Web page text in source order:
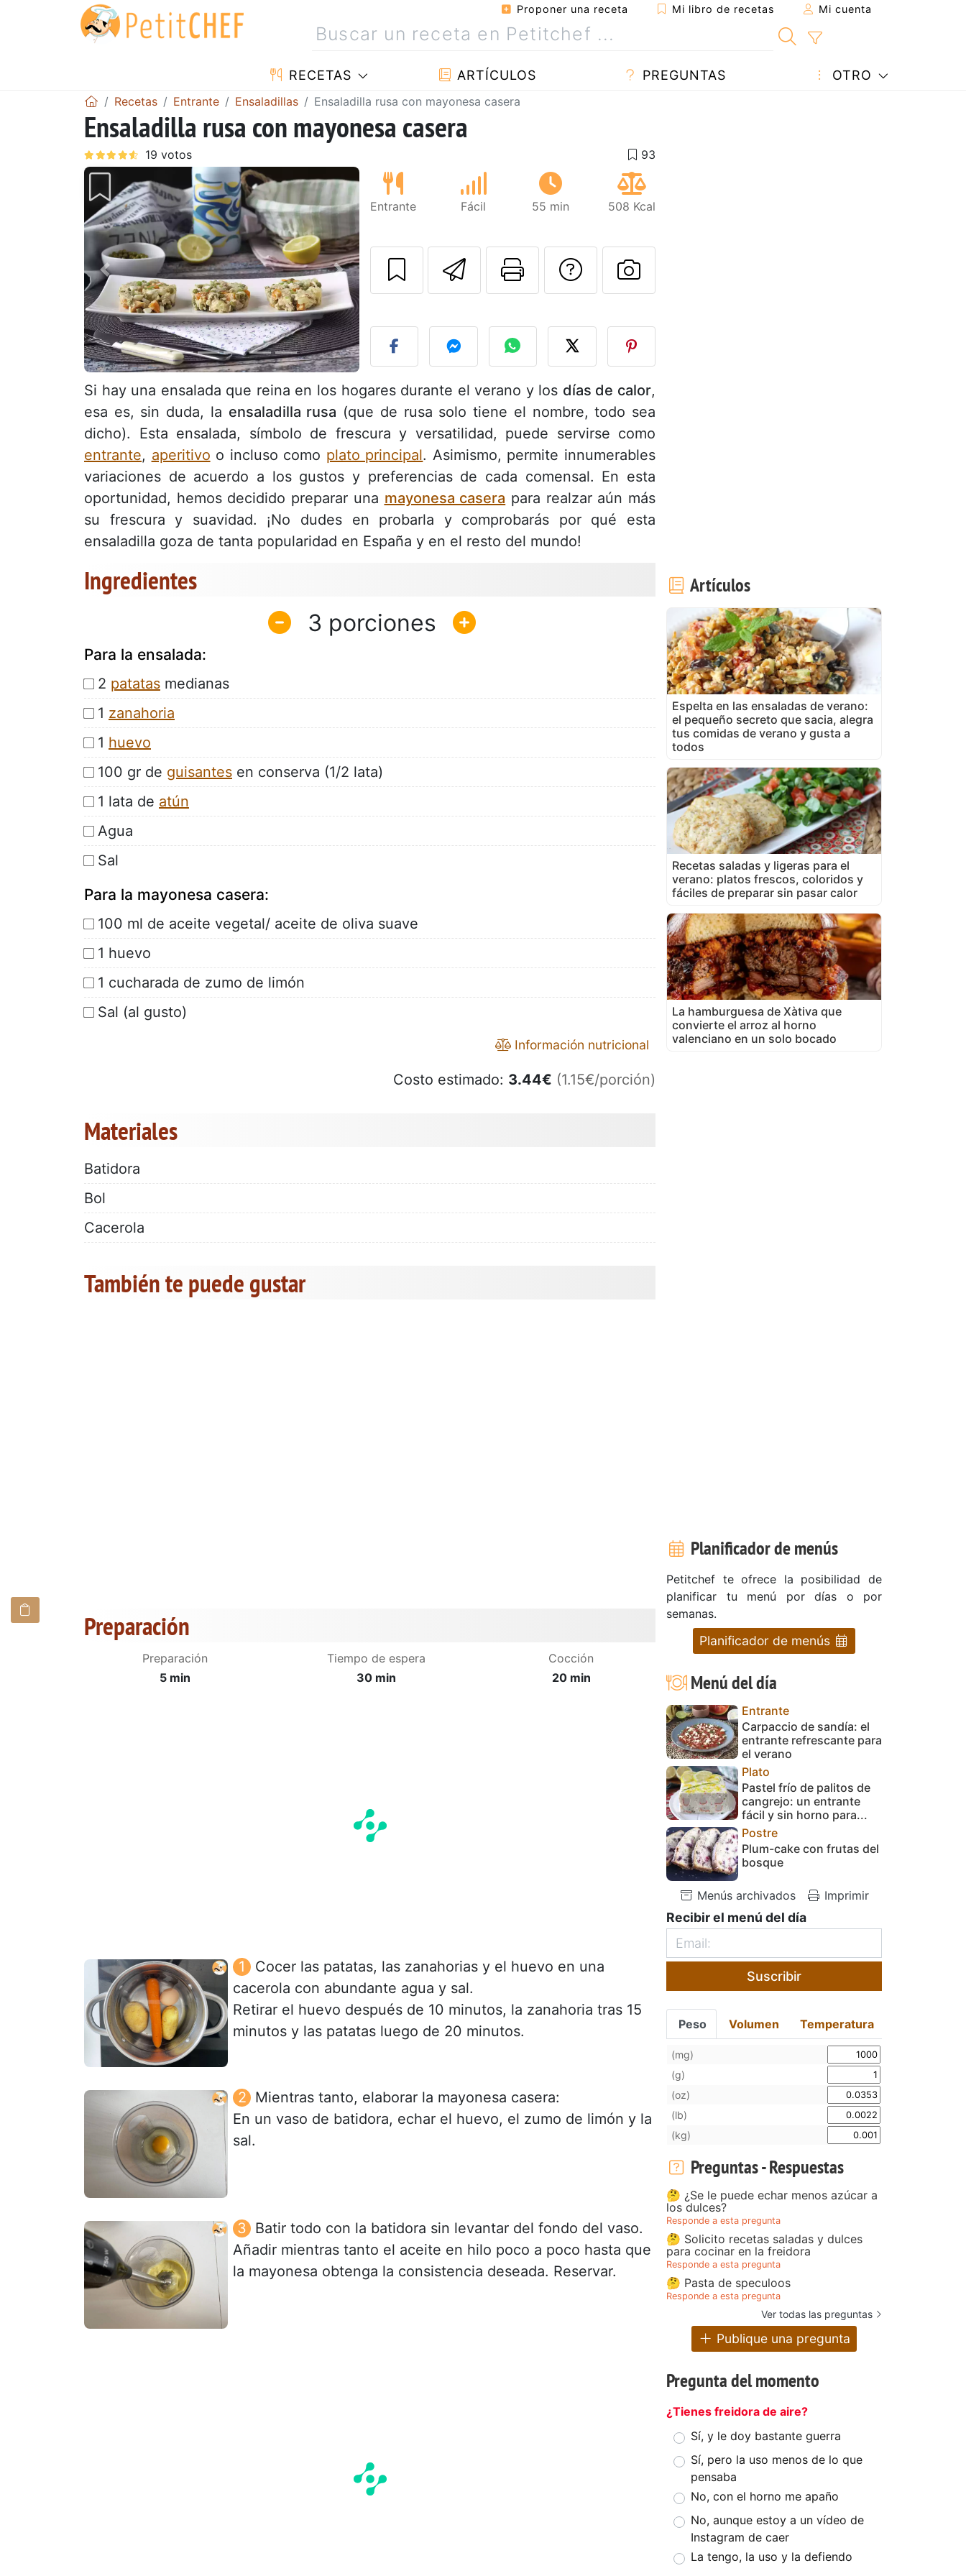
Proponer una receta Mi libro de recetas Mi cuenta
RECETAS ARTÍCULOS PREGUNTAS OTRO
Recetas Entrante Ensaladillas Ensaladilla rusa con mayonesa casera
Ensaladilla rusa con mayonesa casera
Anterior Siguiente
Entrante Fácil 55 min 508 Kcal
Enviar esta receta a un amigo
Imprimir esta página
Preguntar al autor
Publicar la foto de esta receta
Si hay una ensalada que reina en los hogares durante el verano y los días de calor,
esa es, sin duda, la ensaladilla rusa (que de rusa solo tiene el nombre, todo sea
dicho). Esta ensalada, símbolo de frescura y versatilidad, puede servirse como
entrante, aperitivo o incluso como plato principal. Asimismo, permite innumerables
variaciones de acuerdo a los gustos y preferencias de cada comensal. En esta
oportunidad, hemos decidido preparar una mayonesa casera para realzar aún más
su frescura y suavidad. ¡No dudes en probarla y comprobarás por qué esta
ensaladilla goza de tanta popularidad en España y en el resto del mundo!
Ingredientes
3
Para la ensalada:
2 patatas medianas
1 zanahoria
1 huevo
100 gr de guisantes en conserva (1/2 lata)
1 lata de atún
Agua
Sal
Para la mayonesa casera:
100 ml de aceite vegetal/ aceite de oliva suave
1 huevo
1 cucharada de zumo de limón
Sal (al gusto)
Información nutricional
Costo estimado: 3.44€ (1.15€/porción)
Materiales
Batidora
Bol
Cacerola
También te puede gustar
Preparación
Preparación
5 min
Tiempo de espera
30 min
Cocción
20 min
Cocer las patatas, las zanahorias y el huevo en una
cacerola con abundante agua y sal.
Retirar el huevo después de 10 minutos, la zanahoria tras 15
minutos y las patatas luego de 20 minutos.
Mientras tanto, elaborar la mayonesa casera:
En un vaso de batidora, echar el huevo, el zumo de limón y la
sal.
Batir todo con la batidora sin levantar del fondo del vaso.
Añadir mientras tanto el aceite en hilo poco a poco hasta que
la mayonesa obtenga la consistencia deseada. Reservar.
Artículos
Espelta en las ensaladas de verano:
el pequeño secreto que sacia, alegra
tus comidas de verano y gusta a
todos
Recetas saladas y ligeras para el
verano: platos frescos, coloridos y
fáciles de preparar sin pasar calor
La hamburguesa de Xàtiva que
convierte el arroz al horno
valenciano en un solo bocado
Planificador de menús
Petitchef te ofrece la posibilidad de
planificar tu menú por días o por
semanas.
Planificador de menús
Menú del día
Entrante
Carpaccio de sandía: el
entrante refrescante para
el verano
Plato
Pastel frío de palitos de
cangrejo: un entrante
fácil y sin horno para...
Postre
Plum-cake con frutas del
bosque
Menús archivados Imprimir
Recibir el menú del día
Suscribir
Peso Volumen Temperatura
(mg)
(g)
(oz)
(lb)
(kg)
Preguntas - Respuestas
🤔 ¿Se le puede echar menos azúcar a
los dulces?
Responde a esta pregunta
🤔 Solicito recetas saladas y dulces
para cocinar en la freidora
Responde a esta pregunta
🤔 Pasta de speculoos
Responde a esta pregunta
Ver todas las preguntas
Publique una pregunta
Pregunta del momento
¿Tienes freidora de aire?
Sí, y le doy bastante guerra
Sí, pero la uso menos de lo que
pensaba
No, con el horno me apaño
No, aunque estoy a un vídeo de
Instagram de caer
La tengo, la uso y la defiendo